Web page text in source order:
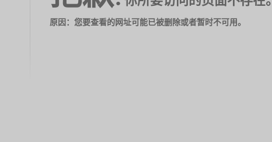
原因：您要查看的网址可能已被删除或者暂时不可用。